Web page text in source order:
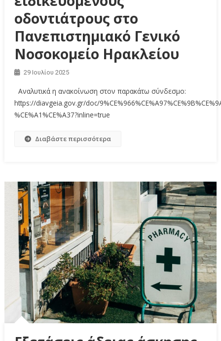
οδοντιάτρους στο
Πανεπιστημιακό Γενικό
Νοσοκομείο Ηρακλείου
29 Ιουλίου 2025
Αναλυτικά η ανακοίνωση στον παρακάτω σύνδεσμο:
https://diavgeia.gov.gr/doc/
%CE%A1%CE%A37?inline=true
Διαβάστε περισσότερα